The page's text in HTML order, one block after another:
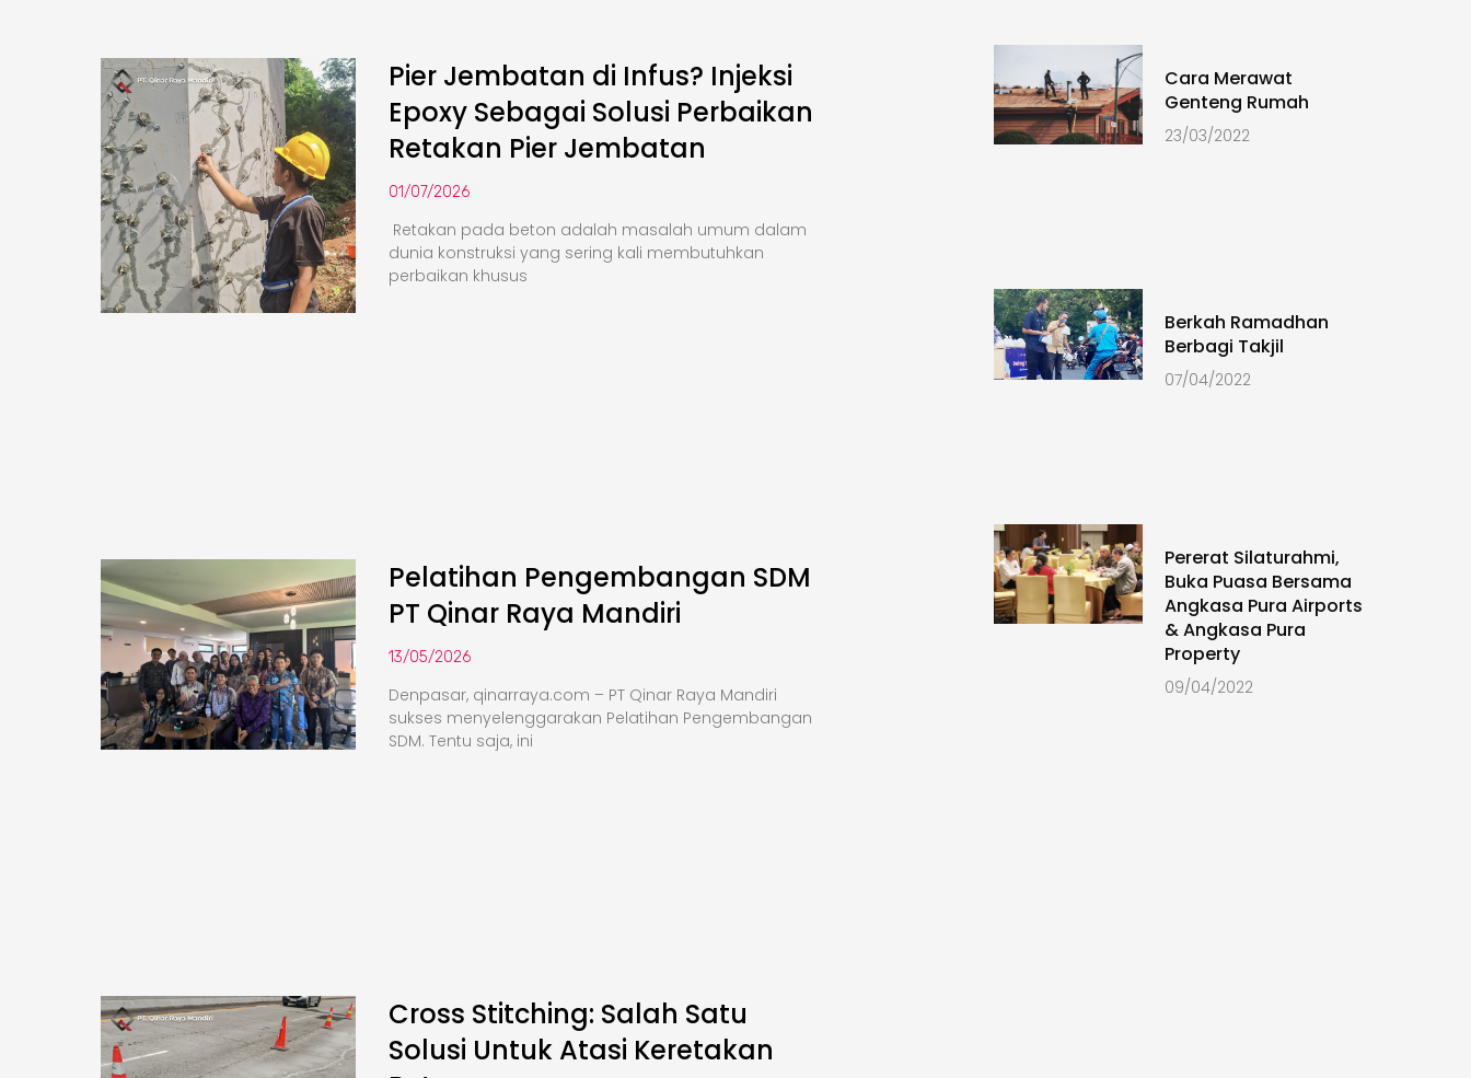
Pier Jembatan di Infus? Injeksi
Epoxy Sebagai Solusi Perbaikan
Retakan Pier Jembatan
01/07/2026
Retakan pada beton adalah masalah umum dalam
dunia konstruksi yang sering kali membutuhkan
perbaikan khusus
Pelatihan Pengembangan SDM
PT Qinar Raya Mandiri
13/05/2026
Denpasar, qinarraya.com – PT Qinar Raya Mandiri
sukses menyelenggarakan Pelatihan Pengembangan
SDM. Tentu saja, ini
Cross Stitching: Salah Satu
Solusi Untuk Atasi Keretakan
Cara Merawat
Genteng Rumah
23/03/2022
Berkah Ramadhan
Berbagi Takjil
07/04/2022
Pererat Silaturahmi,
Buka Puasa Bersama
Angkasa Pura Airports
& Angkasa Pura
Property
09/04/2022